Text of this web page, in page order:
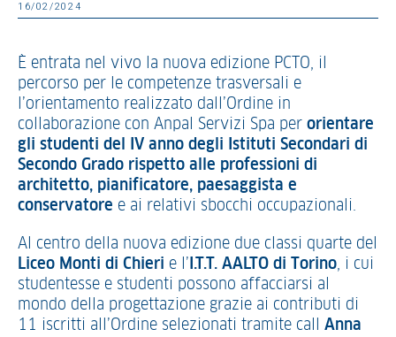
16/02/2024
È entrata nel vivo la nuova edizione PCTO, il
percorso per le competenze trasversali e
l’orientamento realizzato dall’Ordine in
collaborazione con Anpal Servizi Spa per orientare
gli studenti del IV anno degli Istituti Secondari di
Secondo Grado rispetto alle professioni di
architetto, pianificatore, paesaggista e
conservatore e ai relativi sbocchi occupazionali.
Al centro della nuova edizione due classi quarte del
Liceo Monti di Chieri e l’ I.T.T. AALTO di Torino, i cui
studentesse e studenti possono affacciarsi al
mondo della progettazione grazie ai contributi di
11 iscritti all’Ordine selezionati tramite call Anna